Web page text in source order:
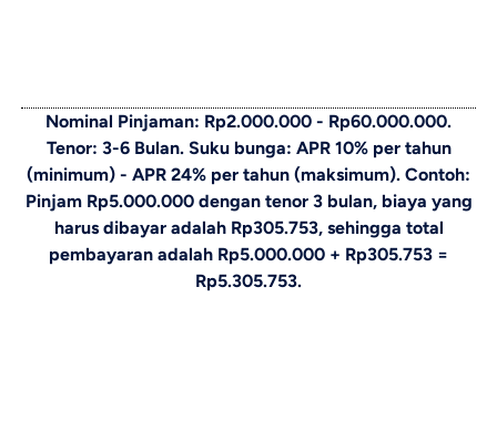
Nominal Pinjaman: Rp2.000.000 - Rp60.000.000.
Tenor: 3-6 Bulan. Suku bunga: APR 10% per tahun
(minimum) - APR 24% per tahun (maksimum). Contoh:
Pinjam Rp5.000.000 dengan tenor 3 bulan, biaya yang
harus dibayar adalah Rp305.753, sehingga total
pembayaran adalah Rp5.000.000 + Rp305.753 =
Rp5.305.753.